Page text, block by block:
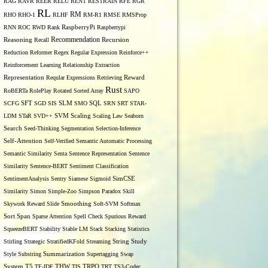
\sum_{i \in v(t)} P(i) \log P(i) \quad (4)
RHO RHO-1 RL RLHF RM RM-R1 RMSE RMSProp
RNN ROC RWD Rank RaspberryPi Raspberrypi
Reasoning Recall Recommendation Recursion
Reduction Reformer Regex Regular Expression Reinforce++
Reinforcement Learning Relationship Extraction
Representation Reqular Expressions Retrieving Reward
RoBERTa RolePlay Rotated Sorted Array Rust SAPO
SCFG SFT SGD SIS SLM SMO SQL SRN SRT STAR-
LDM STaR SVD++ SVM Scaling Scaling Law Seaborn
Search Seed-Thinking Segmentation Selection-Inference
Self-Attention Self-Verified Semantic Automatic Processing
Semantic Similarity Senta Sentence Representation Sentence
Similarity Sentence-BERT Sentiment Classification
SentimentAnalysis Sentry Siamese Sigmoid SimCSE
Similarity Simon Simple-Zoo Simpson Paradox Skill
Skywork Reward Slide Smoothing Soft-SVM Softmax
Sort Span Sparse Attention Spell Check Spurious Reward
SqueezeBERT Stability Stable LM Stack Stacking Statistics
Stirling Strategic StratifiedKFold Streaming String Study
Style Substring Summarization Supertagging Swap
System T5 TF-IDF THW TIS TRPO TRT TS3-Codec